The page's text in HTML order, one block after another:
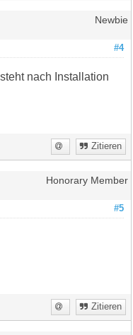
Newbie
#4
nach Installation
Zitieren
Honorary Member
#5
Zitieren